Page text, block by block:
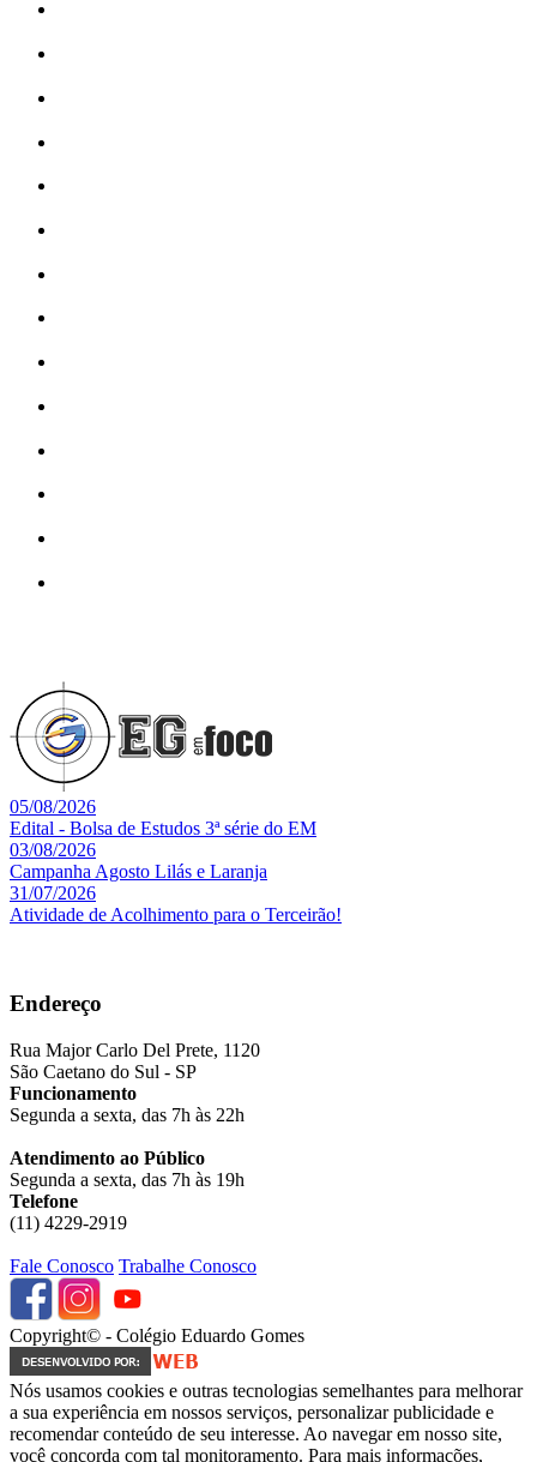
05/08/2026
Edital - Bolsa de Estudos 3ª série do EM
03/08/2026
Campanha Agosto Lilás e Laranja
31/07/2026
Atividade de Acolhimento para o Terceirão!
Endereço
Rua Major Carlo Del Prete, 1120
São Caetano do Sul - SP
Funcionamento
Segunda a sexta, das 7h às 22h
Atendimento ao Público
Segunda a sexta, das 7h às 19h
Telefone
(11) 4229-2919
Fale Conosco Trabalhe Conosco
Copyright© - Colégio Eduardo Gomes
Nós usamos cookies e outras tecnologias semelhantes para melhorar
a sua experiência em nossos serviços, personalizar publicidade e
recomendar conteúdo de seu interesse. Ao navegar em nosso site,
você concorda com tal monitoramento. Para mais informações,